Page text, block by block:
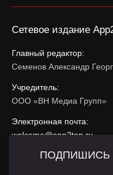
Сетевое издание
Главный редактор:
Семенов Александр
Учредитель:
ООО «ВН Медиа Групп»
Электронная почта:
welcome@app2top.ru
При использовании
ПОДПИШИСЬ